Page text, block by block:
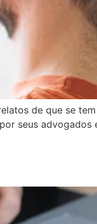
de que se
seus advogados